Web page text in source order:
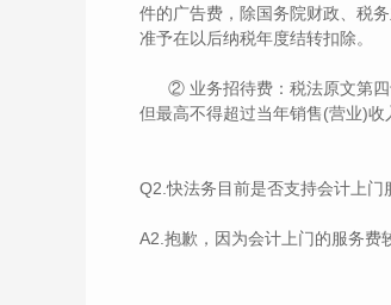
件的广告费，除国务院财政、税
准予在以后纳税年度结转扣除。
② 业务招待费：税法原文第四
但最高不得超过当年销售(营业)收
Q2.快法务目前是否支持会计上门
A2.抱歉，因为会计上门的服务费